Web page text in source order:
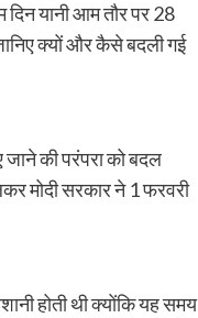
यानी आम तौर पर 28
क्यों और कैसे बदली गई
की परंपरा को बदल
मोदी सरकार ने 1 फरवरी
होती थी क्योंकि यह समय